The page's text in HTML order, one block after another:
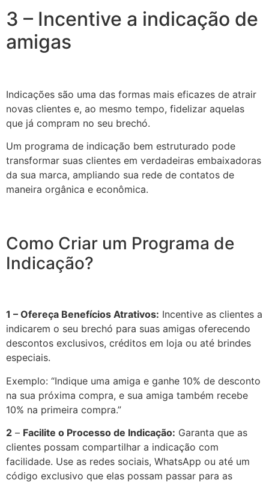
3 – Incentive a indicação de
amigas
Indicações são uma das formas mais eficazes de atrair
novas clientes e, ao mesmo tempo, fidelizar aquelas
que já compram no seu brechó.
Um programa de indicação bem estruturado pode
transformar suas clientes em verdadeiras embaixadoras
da sua marca, ampliando sua rede de contatos de
maneira orgânica e econômica.
Como Criar um Programa de
Indicação?
1 – Ofereça Benefícios Atrativos: Incentive as clientes a
indicarem o seu brechó para suas amigas oferecendo
descontos exclusivos, créditos em loja ou até brindes
especiais.
Exemplo: “Indique uma amiga e ganhe 10% de desconto
na sua próxima compra, e sua amiga também recebe
10% na primeira compra.”
2 – Facilite o Processo de Indicação: Garanta que as
clientes possam compartilhar a indicação com
facilidade. Use as redes sociais, WhatsApp ou até um
código exclusivo que elas possam passar para as